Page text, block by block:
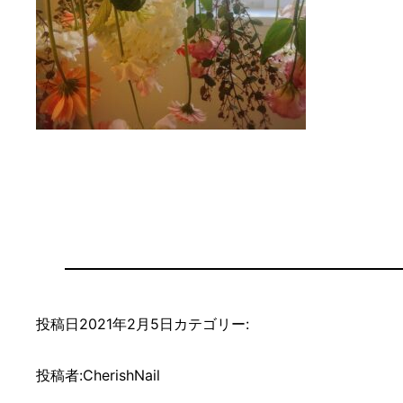
投稿日2021年2月5日 カテゴリー:
投稿者:CherishNail